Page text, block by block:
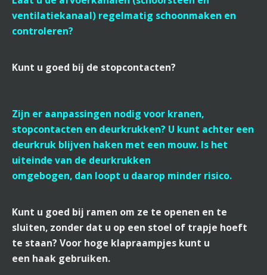
ventilatiekanaal) regelmatig schoonmaken en
controleren?
Kunt u goed bij de stopcontacten?
Zijn er aanpassingen nodig voor kranen,
stopcontacten en deurkrukken? U kunt achter een
deurkruk blijven haken met een mouw. Is het
uiteinde van de deurkrukken
omgebogen, dan loopt u daarop minder risico.
Kunt u goed bij ramen om ze te openen en te
sluiten, zonder dat u op een stoel of trapje hoeft
te staan? Voor hoge klapraampjes kunt u
een haak gebruiken.